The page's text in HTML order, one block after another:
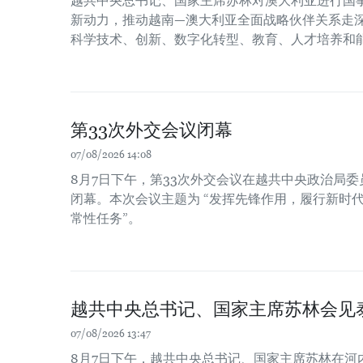
新动力，推动越南—澳大利亚全面战略伙伴关系走
科学技术、创新、数字化转型、教育、人才培养和
第33次外交会议闭幕
07/08/2026 14:08
8月7日下午，第33次外交会议在越共中央政治局
闭幕。本次会议主题为 “发挥先锋作用，履行新时
常性任务”。
越共中央总书记、国家主席苏林会见
07/08/2026 13:47
8月7日下午，越共中央总书记、国家主席苏林在